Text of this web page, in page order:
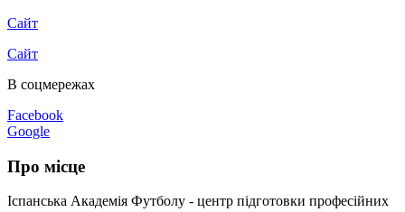
Сайт
Сайт
В соцмережах
Facebook
Google
Про місце
Іспанська Академія Футболу - центр підготовки професійних